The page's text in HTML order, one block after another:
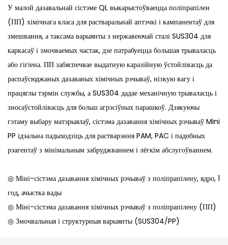
У малой дазавальнай сістэме QL выкарыстоўваецца поліпрапілен
(ПП) хімічнага класа для растваральнай аптэчкі і кампанентаў для
змешвання, а таксама варыянты з нержавеючай сталі SUS304 для
каркасаў і змочваемых частак, дзе патрабуецца большая трываласць
або гігіена. ПП забяспечвае выдатную каразійную ўстойлівасць да
распаўсюджаных дазаваных хімічных рэчываў, нізкую вагу і
працяглы тэрмін службы, а SUS304 дадае механічную трываласць і
зносаўстойлівасць для больш агрэсіўных парашкоў. Дзякуючы
гэтаму выбару матэрыялаў, сістэма дазавання хімічных рэчываў Mini
PP ідэальна падыходзіць для растварэння PAM, PAC і падобных
рэагентаў з мінімальным забруджваннем і лёгкім абслугоўваннем.
◎ Міні-сістэма дазавання хімічных рэчываў з поліпрапілену, ядро, 1
год, ачыстка вады
◎ Міні-сістэма дазавання хімічных рэчываў з поліпрапілену (ПП)
◎ Змочвальныя і структурныя варыянты (SUS304/PP)